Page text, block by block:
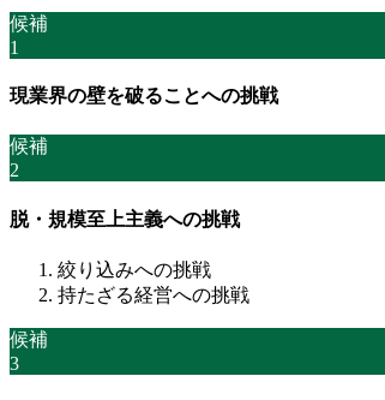
候補
1
現業界の壁を破ることへの挑戦
候補
2
脱・規模至上主義への挑戦
絞り込みへの挑戦
持たざる経営への挑戦
候補
3